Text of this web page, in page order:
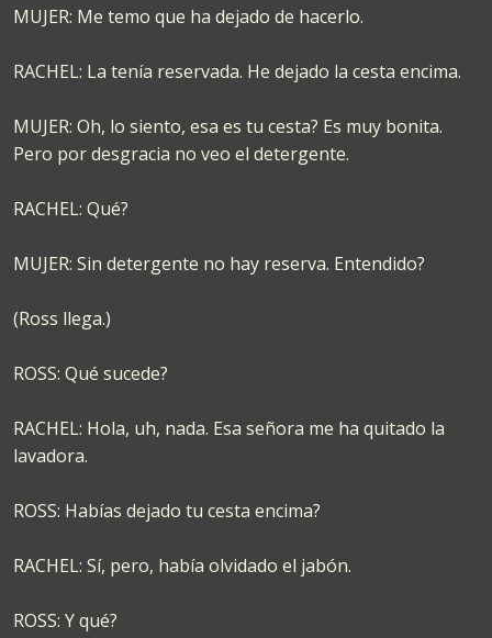
MUJER: Me temo que ha dejado de hacerlo.
RACHEL: La tenía reservada. He dejado la cesta encima.
MUJER: Oh, lo siento, esa es tu cesta? Es muy bonita.
Pero por desgracia no veo el detergente.
RACHEL: Qué?
MUJER: Sin detergente no hay reserva. Entendido?
(Ross llega.)
ROSS: Qué sucede?
RACHEL: Hola, uh, nada. Esa señora me ha quitado la
lavadora.
ROSS: Habías dejado tu cesta encima?
RACHEL: Sí, pero, había olvidado el jabón.
ROSS: Y qué?